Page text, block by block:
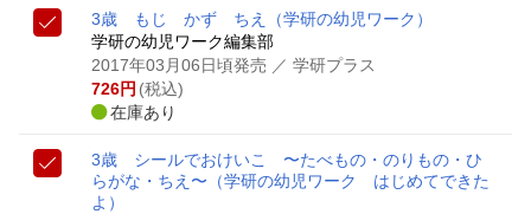
3歳 もじ かず ちえ
（学研の幼児ワーク）
学研の幼児ワーク編集部
2017年03月06日頃発売 ／ 学研プラス
726円 (税込)
在庫あり
3歳 シールでおけいこ 〜たべもの・のりもの・ひ
らがな・ちえ〜 （学研の幼児ワーク はじめてできた
よ）